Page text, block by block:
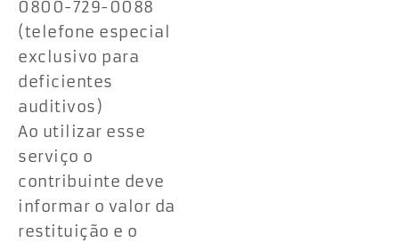
0800-729-0088
(telefone especial
exclusivo para
deficientes
auditivos)
Ao utilizar esse
serviço o
contribuinte deve
informar o valor da
restituição e o